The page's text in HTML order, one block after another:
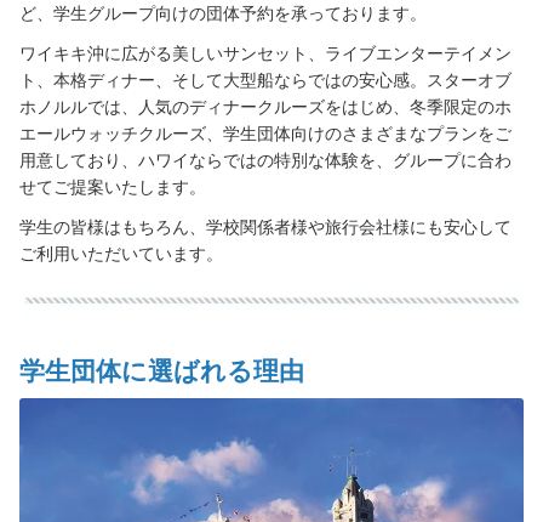
インディペンデンスデイクルーズ
大晦日ミッドナイトクルーズ
バレンタインデークルーズ
エンハンスメント（追加手配プラン）
バウ リニューアル
貸切パーティー・レセプション
団体・イベント
ど、学生グループ向けの団体予約を承っております。
ワイキキ沖に広がる美しいサンセット、ライブエンターテイメン
ト、本格ディナー、そして大型船ならではの安心感。スターオブ
ホノルルでは、人気のディナークルーズをはじめ、冬季限定のホ
エールウォッチクルーズ、学生団体向けのさまざまなプランをご
用意しており、ハワイならではの特別な体験を、グループに合わ
せてご提案いたします。
学生の皆様はもちろん、学校関係者様や旅行会社様にも安心して
ご利用いただいています。
学生団体に選ばれる理由